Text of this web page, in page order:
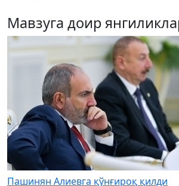
Мавзуга доир
Пашинян Алиевга қўнғироқ қилди